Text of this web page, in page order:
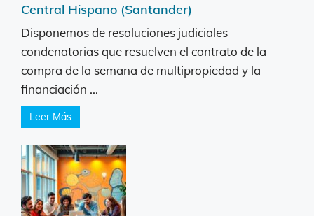
Central Hispano (Santander)
Disponemos de resoluciones judiciales
condenatorias que resuelven el contrato de la
compra de la semana de multipropiedad y la
financiación ...
Leer Más